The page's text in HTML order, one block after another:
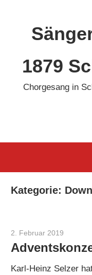
springen
1879
Chorgesang in
Kategorie:
2. Februar 2019
Karl-Heinz Selzer